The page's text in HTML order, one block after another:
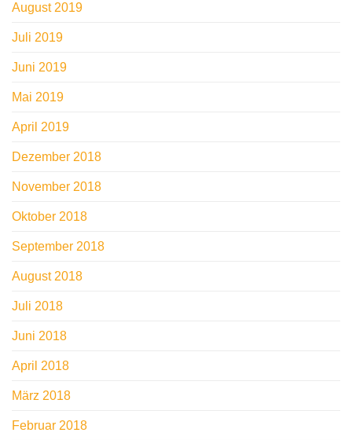
August 2019
Juli 2019
Juni 2019
Mai 2019
April 2019
Dezember 2018
November 2018
Oktober 2018
September 2018
August 2018
Juli 2018
Juni 2018
April 2018
März 2018
Februar 2018